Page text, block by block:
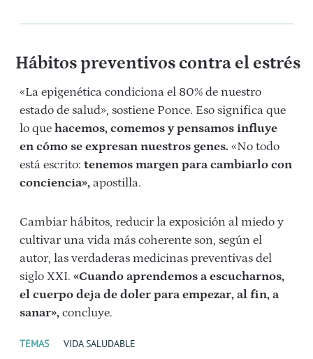
Hábitos preventivos contra el estrés
«La epigenética condiciona el 80% de nuestro
estado de salud», sostiene Ponce. Eso significa que
lo que hacemos, comemos y pensamos influye
en cómo se expresan nuestros genes. «No todo
está escrito: tenemos margen para cambiarlo con
conciencia», apostilla.
Cambiar hábitos, reducir la exposición al miedo y
cultivar una vida más coherente son, según el
autor, las verdaderas medicinas preventivas del
siglo XXI. «Cuando aprendemos a escucharnos,
el cuerpo deja de doler para empezar, al fin, a
sanar», concluye.
TEMAS VIDA SALUDABLE